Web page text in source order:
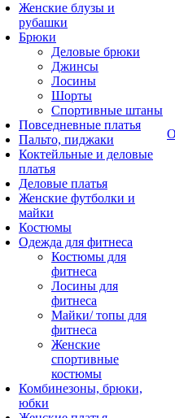
Женские блузы и
рубашки
Брюки
Деловые брюки
Джинсы
Лосины
Шорты
Спортивные штаны
Повседневные платья
Пальто, пиджаки
Коктейльные и деловые
платья
Деловые платья
Женские футболки и
майки
Костюмы
Одежда для фитнеса
Костюмы для
фитнеса
Лосины для
фитнеса
Майки/ топы для
фитнеса
Женские
спортивные
костюмы
Комбинезоны, брюки,
юбки